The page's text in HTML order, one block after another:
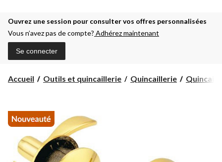
Ouvrez une session pour consulter vos offres personnalisées
Vous n’avez pas de compte? Adhérez maintenant
Se connecter
Accueil Outils et quincaillerie Quincaillerie